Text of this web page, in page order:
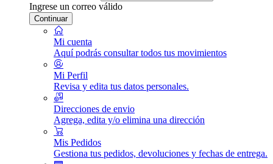
Ingrese un correo válido
Continuar
Mi cuenta
Aquí podrás consultar todos tus movimientos
Mi Perfil
Revisa y edita tus datos personales.
Direcciones de envio
Agrega, edita y/o elimina una dirección
Mis Pedidos
Gestiona tus pedidos, devoluciones y fechas de entrega.